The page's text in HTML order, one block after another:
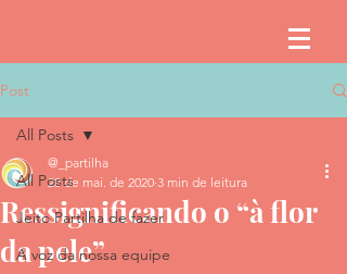
Post
All Posts
Jeito Partilha de fazer
A voz da nossa equipe
All Posts
Ressignificando o “à flor
da pele”
@_partilha
28 de mai. de 2020 3 min de leitura